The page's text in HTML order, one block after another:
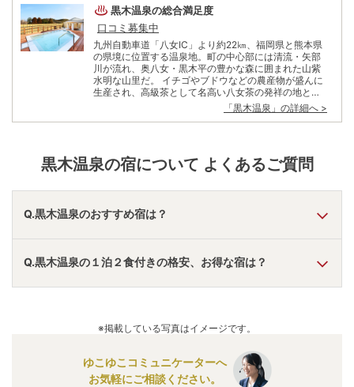
黒木温泉の総合満足度
口コミ募集中
九州自動車道「八女IC」より約22㎞、福岡県と熊本県
の県境に位置する温泉地。町の中心部には清流・矢部
川が流れ、奥八女・黒木平の豊かな森に囲まれた山紫
水明な山里だ。 イチゴやブドウなどの農産物が盛んに
生産され、高級茶として名高い八女茶の発祥の地とし
ても知られている。温泉の湧き出る「グリーンピア八
女」は、小高い山の上に建つ一大レジャー施設。体育
げ、初夏のアジサイ、秋の紅葉と四季の彩り豊かにお
出迎え。湯浴みの合間に散歩してみるのも良いだろ
「黒木温泉 」の詳細へ >
黒木温泉の宿について よくあるご質問
Q.黒木温泉のおすすめ宿は？
A. 「旅荘 水雲亭」・「亀の井ホテル 玄界灘 オールインクル
ーシブホテル
」・ メルキュール福岡宗像リゾート＆スパ
」
などの旅館・ホテルがおすすめの宿泊先です。
Q.黒木温泉の１泊２食付きの格安、お得な宿は？
価格で泊まれる宿泊先です。
※掲載している写真はイメージです。
ゆこゆこコミュニケーターへ
お気軽にご相談ください。